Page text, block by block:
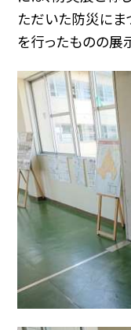
ただいた防災にま
を行ったものの展